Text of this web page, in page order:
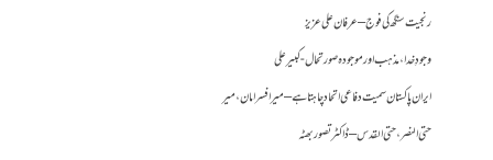
رنجیت سنگھ کی فوج – عرفان علی عزیز
وجودِ خدا، مذہب اور موجودہ صورتحال- کبیر علی
ایران پاکستان سمیت دفاعی اتحاد چاہتا ہے – میر افسر امان،میر
حتی النصر ، حتی القدس – ڈاکٹر تصور بھٹہ